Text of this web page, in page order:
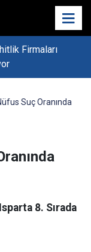
Firmaları
Suç Oranında
8. Sırada